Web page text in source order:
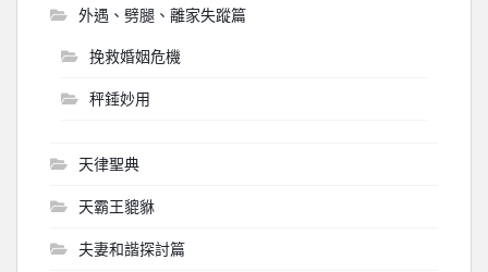
外遇、劈腿、離家失蹤篇
挽救婚姻危機
秤錘妙用
天律聖典
天霸王貔貅
夫妻和諧探討篇